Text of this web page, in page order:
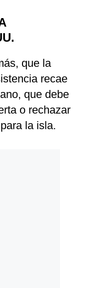
que la
recae
que debe
o rechazar
la isla.